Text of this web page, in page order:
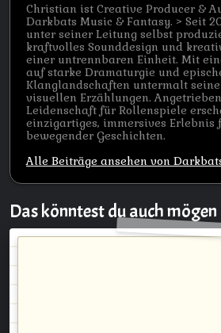
Christian ist Creative Producer &
Darkbats Music & Fantasy. > Seit
unter seiner Leitung selbst
kraftvolles Sounddesign und
einer untrennbaren Einheit. Mit
auf starke Dramaturgie und
Klanglandschaften untermalt
visuellen Erzählungen.
Leidenschaft für Rollenspiele
einzigartiges, immersives Erlebnis
bewegender Geschichten.
Alle Beiträge ansehen von
Das könntest du auch mögen